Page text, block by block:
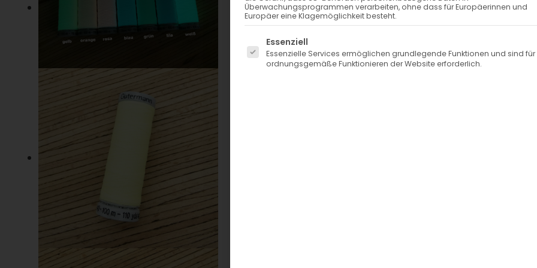
Der Preis gilt für 100m. Preis pro Meter:
SKU:
239230 Kategorie: Nähgarn
Die Hersteller-Informationen für alle
Überwachungsprogrammen verarbeiten, ohne dass für Europäerinnen und
Europäer eine Klagemöglichkeit besteht.
Es folgt eine Liste der Service-Gruppen, für die eine
Essenziell
Essenzielle Services ermöglichen grundlegende Funktionen und sind
ordnungsgemäße Funktionieren der Website erforderlich.